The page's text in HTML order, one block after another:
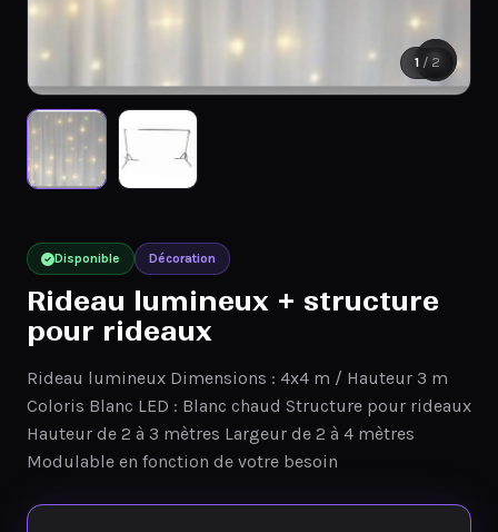
1 / 2
Disponible Décoration
Rideau lumineux + structure
pour rideaux
Rideau lumineux Dimensions : 4x4 m / Hauteur 3 m
Coloris Blanc LED : Blanc chaud Structure pour rideaux
Hauteur de 2 à 3 mètres Largeur de 2 à 4 mètres
Modulable en fonction de votre besoin